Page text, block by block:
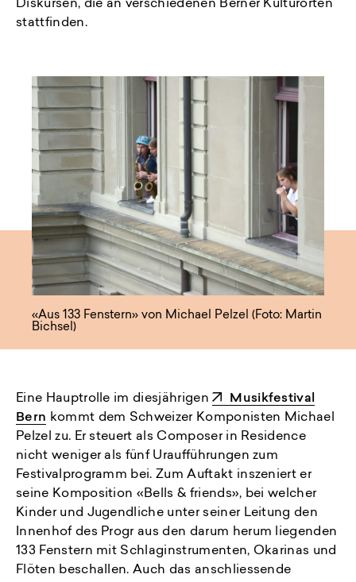
Diskursen, die an verschiedenen Berner Kulturorten
stattfinden.
«Aus 133 Fenstern» von Michael Pelzel (Foto: Martin
Bichsel)
Eine Hauptrolle im diesjährigen
Musikfestival
Bern kommt dem Schweizer Komponisten Michael
Pelzel zu. Er steuert als Composer in Residence
nicht weniger als fünf Uraufführungen zum
Festivalprogramm bei. Zum Auftakt inszeniert er
seine Komposition «Bells & friends», bei welcher
Kinder und Jugendliche unter seiner Leitung den
Innenhof des Progr aus den darum herum liegenden
133 Fenstern mit Schlaginstrumenten, Okarinas und
Flöten beschallen. Auch das anschliessende